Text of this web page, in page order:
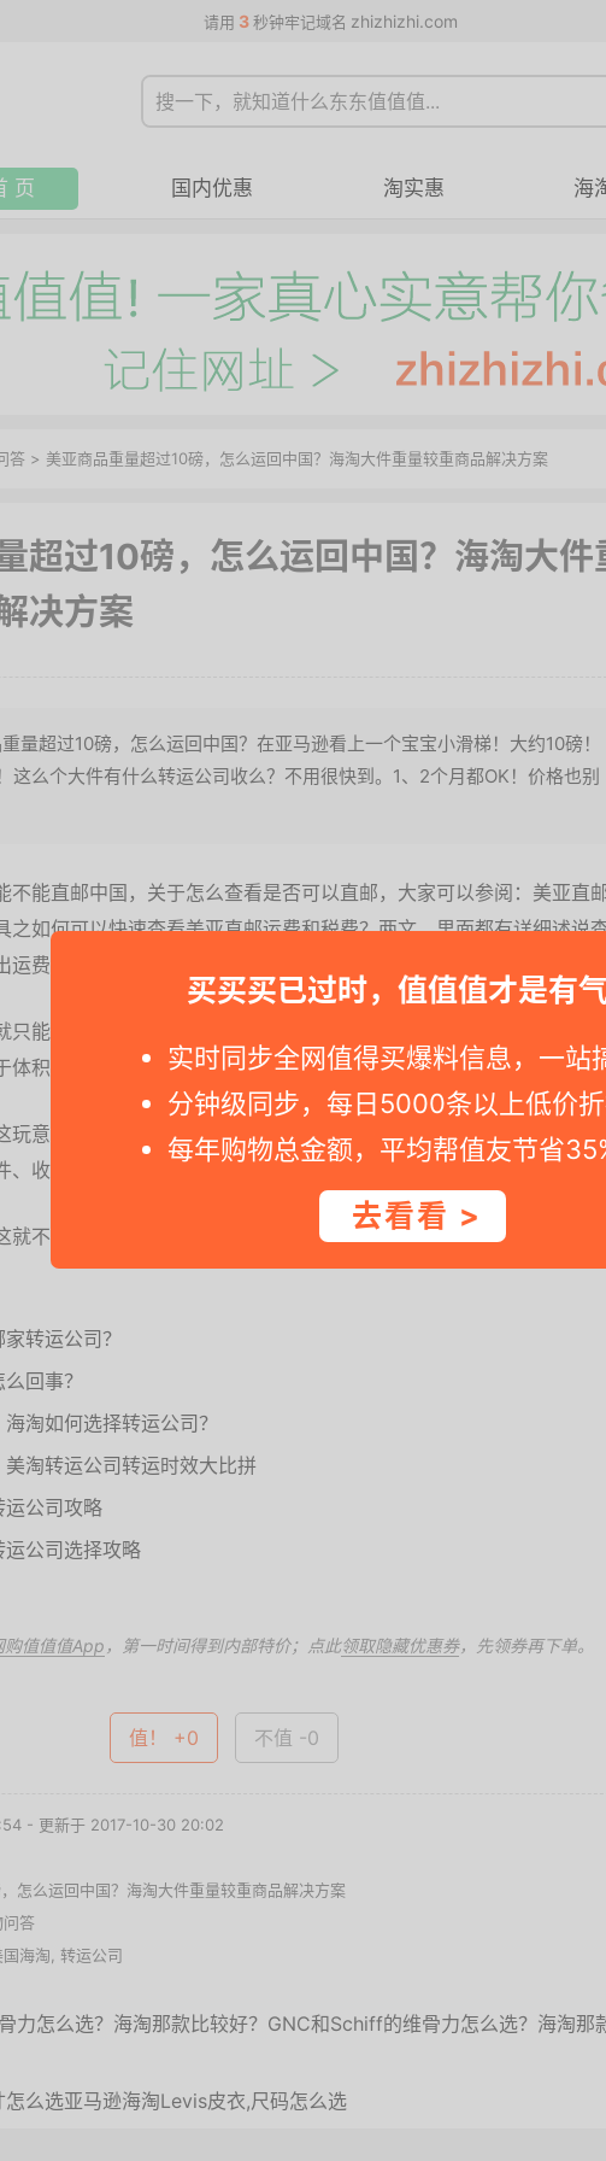
请用 3 秒钟牢记域名 zhizhizhi.com
页 国内优惠 淘实惠 海
买买买已过时，值值值才是有
实时同步全网值得买爆料信息，一站
分钟级同步，每日5000条以上低价
每年购物总金额，平均帮值友节省
去看看 >
答 > 美亚商品重量超过10磅，怎么运回中国？海淘大件重量较重商品解决方案
超过10磅，怎么运回中国？海淘大件
决方案
量超过10磅，怎么运回中国？在亚马逊看上一个宝宝小滑梯！大约10磅！
这么个大件有什么转运公司收么？不用很快到。1、2个月都OK！价格也别
不能直邮中国，关于怎么查看是否可以直邮，大家可以参阅：美亚直
之如何可以快速查看美亚直邮运费和税费？两文，里面都有详细述说
费和预交关税。
只能选择转运了，而且这个小滑梯个头不小，如果走转运公司的话，建
体积费：海淘转运体积费怎么回事？）的转运公司。
玩意这么大件部分转运公司还真可能不收，所以可以多问几家转运公司
、收不收体积费、转运费等问题再做决定购买，实在不行也只能放弃了
就不赘述了，大家可以去参阅本站的一些相关文章，可以从推荐的那些
转运公司？
回事？
淘如何选择转运公司？
淘转运公司转运时效大比拼
运公司攻略
公司选择攻略
购值值值App ，第一时间得到内部特价；点此领取隐藏优惠券，先领券再下单。
值！ +0 不值 -0
- 更新于 2017-10-30 20:02
怎么运回中国？海淘大件重量较重商品解决方案
问答
国海淘 转运公司
力怎么选？海淘那款比较好？GNC和Schiff的维骨力怎么选？海淘那
么选亚马逊海淘Levis皮衣,尺码怎么选